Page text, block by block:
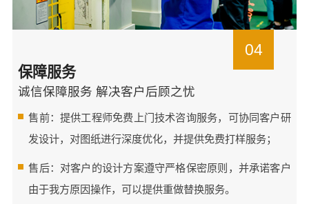
04
保障服务
诚信保障服务 解决客户后顾之忧
售前：提供工程师免费上门技术咨询服务，可协同客户研
发设计，对图纸进行深度优化，并提供免费打样服务；
售后：对客户的设计方案遵守严格保密原则，并承诺客户
由于我方原因操作，可以提供重做替换服务。